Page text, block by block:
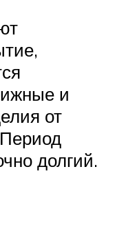
и
от
долгий.